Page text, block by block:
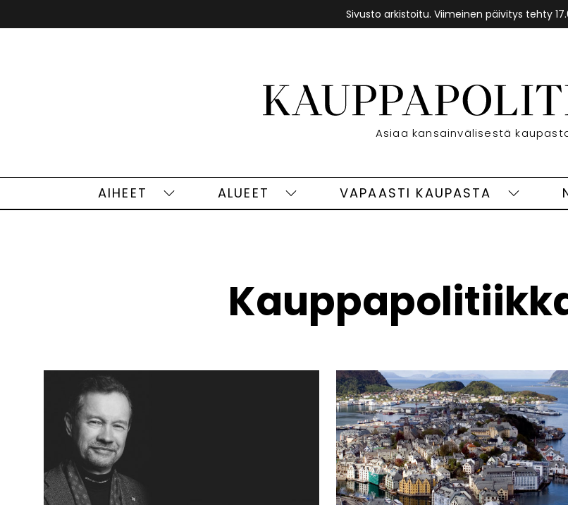
Sivusto arkistoitu. Viimeinen päivitys tehty
Etusivu
Asiaa kansainvälisestä
AIHEET
Aiheet
ALUEET
Alueet
VAPAASTI KAUPASTA